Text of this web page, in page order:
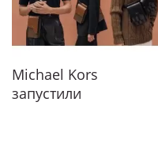
Michael Kors
запустили